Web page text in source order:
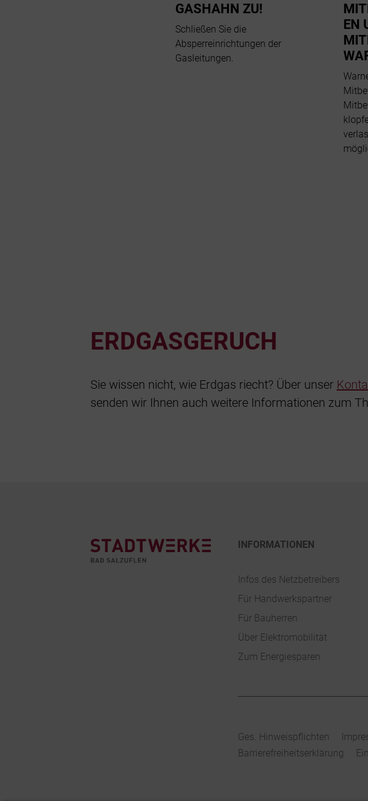
GASHAHN ZU!
Schließen Sie die
Absperreinrichtungen der
Gasleitungen.
EN
ERDGASGERUCH
Sie wissen nicht, wie Erdgas riecht? Über unser
senden wir Ihnen auch weitere Informationen zum
INFORMATIONEN
Infos des Netzbetreibers
Für Handwerkspartner
Für Bauherren
Über Elektromobilität
Zum Energiesparen
Ges. Hinweispflichten
Barrierefreiheitserklärung